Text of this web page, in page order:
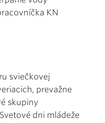
KN
sviečkovej
prevažne
skupiny
dni mládeže